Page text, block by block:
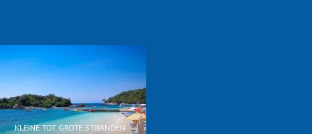
KLEINE TOT GROTE STRANDEN